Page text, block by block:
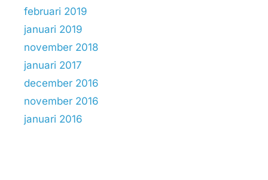
februari 2019
januari 2019
november 2018
januari 2017
december 2016
november 2016
januari 2016